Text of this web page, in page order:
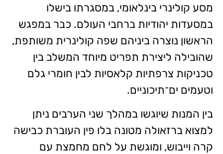
מסע קולינרי בינלאומי, במסגרתו בישלו
במסעדות יהודיות ברחבי העולם. כבר במפגש
הראשון נוצרה ביניהם שפה קולינרית משותפת,
שהובילה ליצירת תפריט מיוחד המשלב בין
טכניקות צרפתיות קלאסיות לבין חומרי גלם
וטעמים ים־תיכוניים.
בין המנות שיוגשו במהלך שני הערבים ניתן
למצוא ברזאולה מטונה בלו פין העוברת כבישה
קרה וייבוש, ומוגשת על לחם מחמצת עם